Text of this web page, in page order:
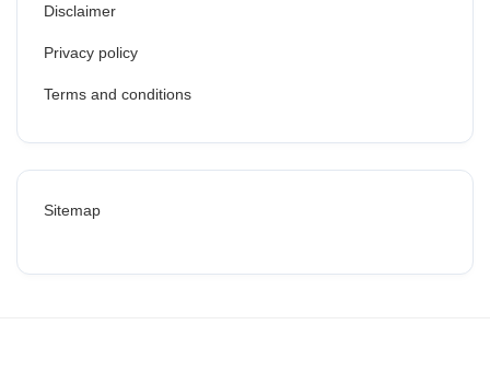
Disclaimer
Privacy policy
Terms and conditions
Sitemap